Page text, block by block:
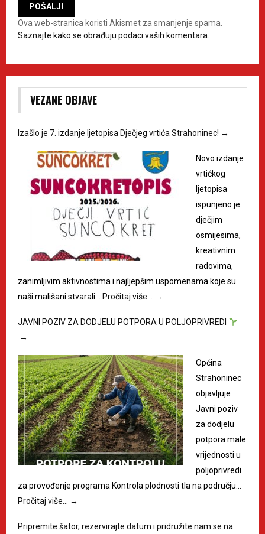
Ova web-stranica koristi Akismet za smanjenje spama.
Saznajte kako se obrađuju podaci vaših komentara.
VEZANE OBJAVE
Izašlo je 7. izdanje ljetopisa Dječjeg vrtića Strahoninec! →
Novo izdanje
vrtićkog
ljetopisa
ispunjeno je
dječjim
osmijesima,
kreativnim
radovima,
zanimljivim aktivnostima i najljepšim uspomenama koje su
naši mališani stvarali… Pročitaj više… →
JAVNI POZIV ZA DODJELU POTPORA U POLJOPRIVREDI
→
Općina
Strahoninec
objavljuje
Javni poziv
za dodjelu
potpora male
vrijednosti u
poljoprivredi
za provođenje programa Kontrola plodnosti tla na području…
Pročitaj više… →
Pripremite šator, rezervirajte datum i pridružite nam se na